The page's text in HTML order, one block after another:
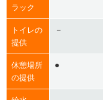
ラック
トイレの
提供
－
休憩場所
の提供
●